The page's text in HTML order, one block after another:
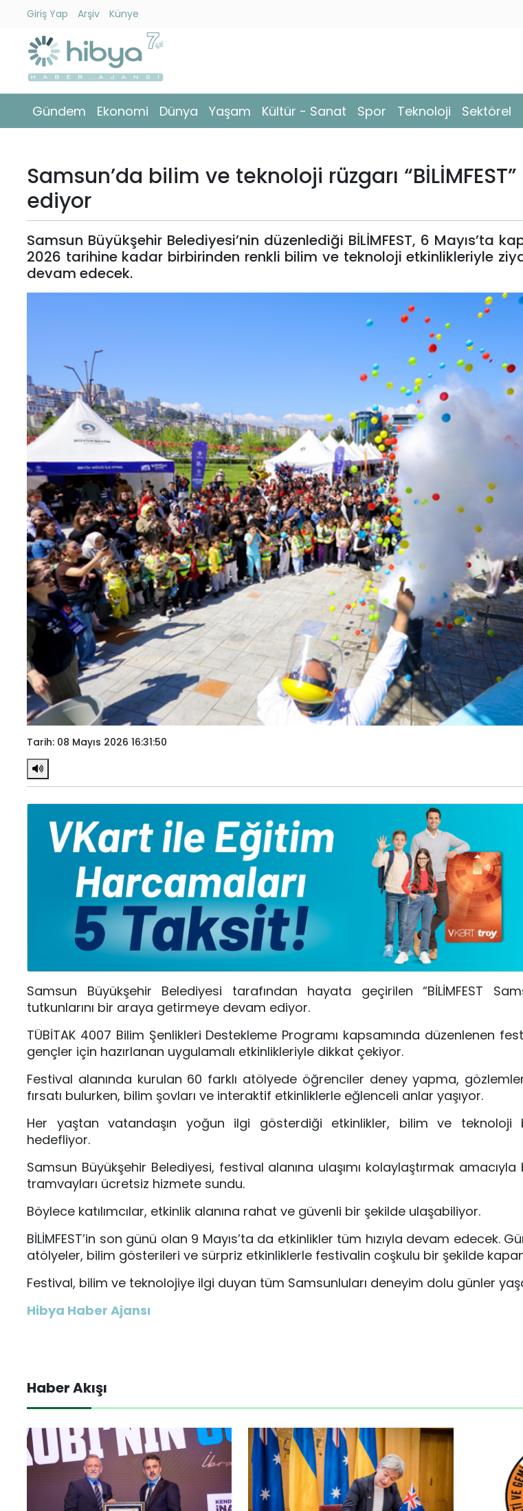
Giriş Yap Arşiv Künye
Gündem Ekonomi Dünya Yaşam Kültür - Sanat Spor Teknoloji Sektörel
Gündem
Ekonomi
Yaşam
Kültür
Sanat
Spor
Arşiv
Künye
Giriş
Yap
Samsun’da bilim ve teknoloji rüzgarı
ediyor
Samsun Büyükşehir Belediyesi’nin düzenlediği BİLİMFEST, 6 Mayıs’ta
2026 tarihine kadar birbirinden renkli bilim ve teknoloji etkinlikleriyle
devam edecek.
Tarih: 08 Mayıs 2026 16:31:50
Samsun Büyükşehir Belediyesi tarafından hayata geçirilen “BİLİMFEST
tutkunlarını bir araya getirmeye devam ediyor.
TÜBİTAK 4007 Bilim Şenlikleri Destekleme Programı kapsamında düzenlenen
gençler için hazırlanan uygulamalı etkinlikleriyle dikkat çekiyor.
Festival alanında kurulan 60 farklı atölyede öğrenciler deney yapma,
fırsatı bulurken, bilim şovları ve interaktif etkinliklerle eğlenceli anlar yaşıyor.
Her yaştan vatandaşın yoğun ilgi gösterdiği etkinlikler, bilim ve teknoloji
hedefliyor.
Samsun Büyükşehir Belediyesi, festival alanına ulaşımı kolaylaştırmak
tramvayları ücretsiz hizmete sundu.
Böylece katılımcılar, etkinlik alanına rahat ve güvenli bir şekilde ulaşabiliyor.
BİLİMFEST’in son günü olan 9 Mayıs’ta da etkinlikler tüm hızıyla devam edecek.
atölyeler, bilim gösterileri ve sürpriz etkinliklerle festivalin coşkulu bir şekilde
Festival, bilim ve teknolojiye ilgi duyan tüm Samsunluları deneyim dolu günler
Hibya Haber Ajansı
Haber Akışı